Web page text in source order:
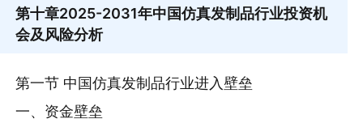
第十章2025-2031年中国仿真发制品行业投资机
会及风险分析
第一节 中国仿真发制品行业进入壁垒
一、资金壁垒